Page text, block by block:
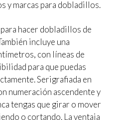
y marcas para dobladillos.
hacer dobladillos de
incluye una
con líneas de
para que puedas
Serigrafiada en
numeración ascendente y
tengas que girar o mover
o cortando. La ventaja